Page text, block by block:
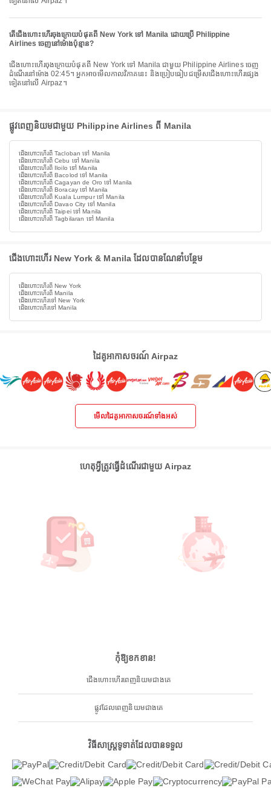
តើជើងហោះហើរចុងក្រោយបំផុតពី New York ទៅ Manila ដោយប្រើ Philippine
Airlines ចេញនៅម៉ោងប៉ុន្មាន?
ជើងហោះហើរចុងក្រោយបំផុតពី New York ទៅ Manila ជាមួយ Philippine Airlines ចេញ
ដំណើរនៅម៉ោង 02:45។ អ្នកអាចមើលកាលវិភាគនេះ និងប្រៀបធៀបជម្រើសជើងហោះហើរផ្សេង
ទៀតនៅលើ Airpaz។
ផ្លូវពេញនិយមជាមួយ Philippine Airlines ពី Manila
ជើងហោះហើរពី Tacloban ទៅ Manila
ជើងហោះហើរពី Cebu ទៅ Manila
ជើងហោះហើរពី Iloilo ទៅ Manila
ជើងហោះហើរពី Bacolod ទៅ Manila
ជើងហោះហើរពី Cagayan de Oro ទៅ Manila
ជើងហោះហើរពី Boracay ទៅ Manila
ជើងហោះហើរពី Kuala Lumpur ទៅ Manila
ជើងហោះហើរពី Davao City ទៅ Manila
ជើងហោះហើរពី Taipei ទៅ Manila
ជើងហោះហើរពី Tagbilaran ទៅ Manila
ជើងហោះហើរ New York & Manila ដែលបានណែនាំបន្ថែម
ជើងហោះហើរពី New York
ជើងហោះហើរពី Manila
ជើងហោះហើរទៅ New York
ជើងហោះហើរទៅ Manila
ដៃគូអាកាសចរណ៍ Airpaz
មើលដៃគូអាកាសចរណ៍ទាំងអស់
ហេតុអ្វីត្រូវធ្វើដំណើរជាមួយ Airpaz
កុំឱ្យខកខាន!
ជើងហោះហើរពេញនិយមជាងគេ
ផ្លូវដែលពេញនិយមជាងគេ
វិធីសាស្ត្រទូទាត់ដែលបានទទួល